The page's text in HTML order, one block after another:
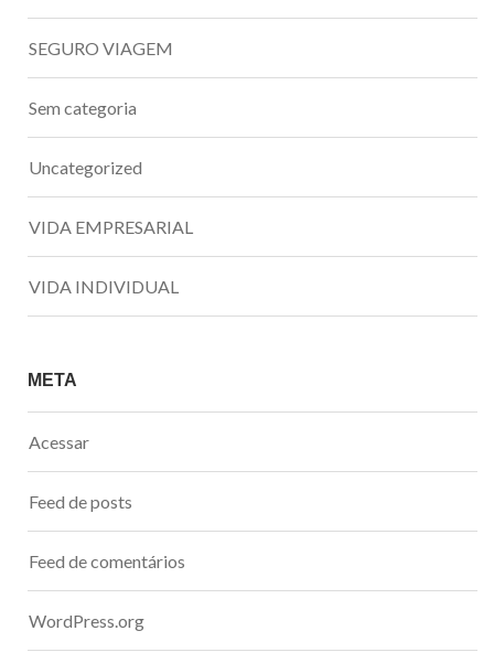
SEGURO VIAGEM
Sem categoria
Uncategorized
VIDA EMPRESARIAL
VIDA INDIVIDUAL
META
Acessar
Feed de posts
Feed de comentários
WordPress.org